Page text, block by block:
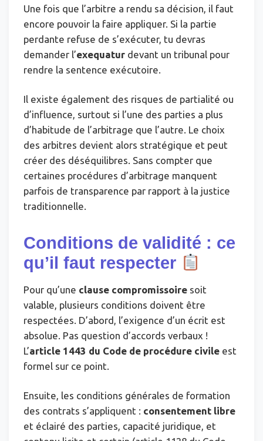
Une fois que l’arbitre a rendu sa décision, il faut
encore pouvoir la faire appliquer. Si la partie
perdante refuse de s’exécuter, tu devras
demander l’exequatur devant un tribunal pour
rendre la sentence exécutoire.
Il existe également des risques de partialité ou
d’influence, surtout si l’une des parties a plus
d’habitude de l’arbitrage que l’autre. Le choix
des arbitres devient alors stratégique et peut
créer des déséquilibres. Sans compter que
certaines procédures d’arbitrage manquent
parfois de transparence par rapport à la justice
traditionnelle.
Conditions de validité : ce
qu’il faut respecter
Pour qu’une clause compromissoire soit
valable, plusieurs conditions doivent être
respectées. D’abord, l’exigence d’un écrit est
absolue. Pas question d’accords verbaux !
L’article 1443 du Code de procédure civile est
formel sur ce point.
Ensuite, les conditions générales de formation
des contrats s’appliquent : consentement libre
et éclairé des parties, capacité juridique, et